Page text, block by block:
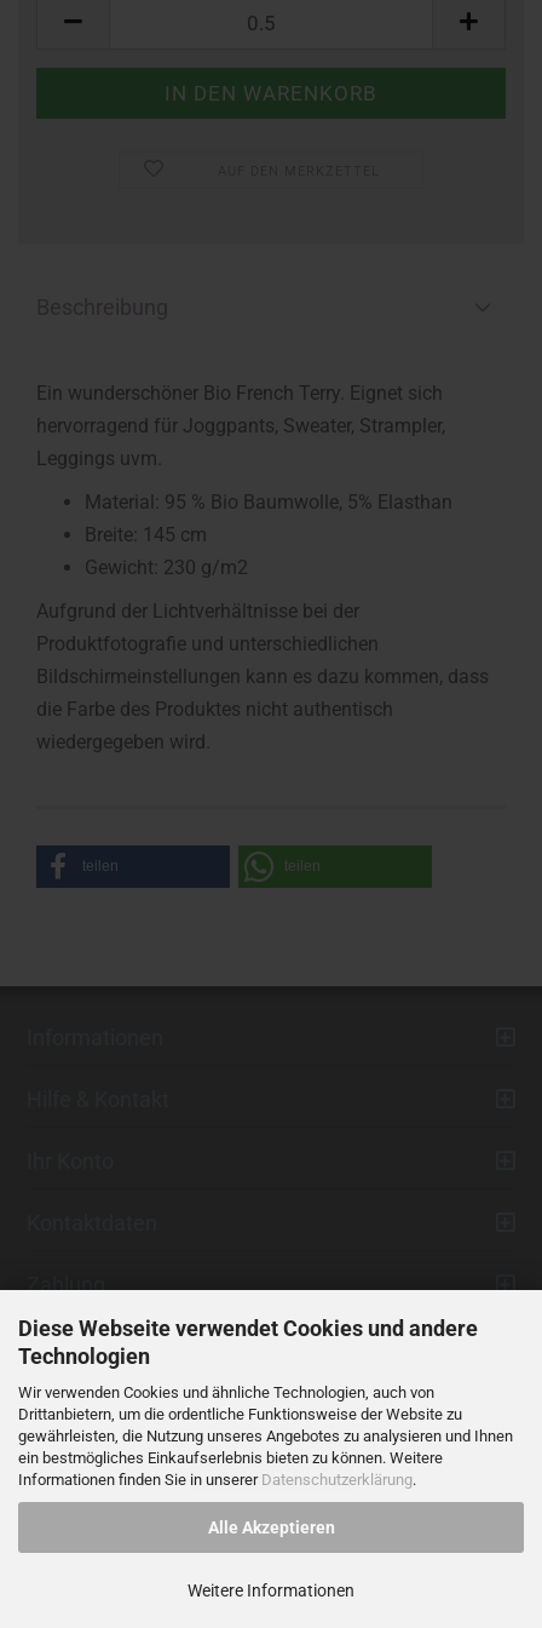
Diese Webseite verwendet Cookies und andere
Technologien
Wir verwenden Cookies und ähnliche Technologien, auch von
Drittanbietern, um die ordentliche Funktionsweise der Website zu
gewährleisten, die Nutzung unseres Angebotes zu analysieren und Ihnen
ein bestmögliches Einkaufserlebnis bieten zu können. Weitere
Informationen finden Sie in unserer Datenschutzerklärung.
Alle Akzeptieren
Weitere Informationen
Ein wunderschöner Bio French Terry. Eignet sich
hervorragend für Joggpants, Sweater, Strampler,
Leggings uvm.
Material: 95 % Bio Baumwolle, 5% Elasthan
Breite: 145 cm
Gewicht: 230 g/m2
Aufgrund der Lichtverhältnisse bei der
Produktfotografie und unterschiedlichen
Bildschirmeinstellungen kann es dazu kommen, dass
die Farbe des Produktes nicht authentisch
wiedergegeben wird.
teilen teilen
Zahlung
Vertrag widerrufen